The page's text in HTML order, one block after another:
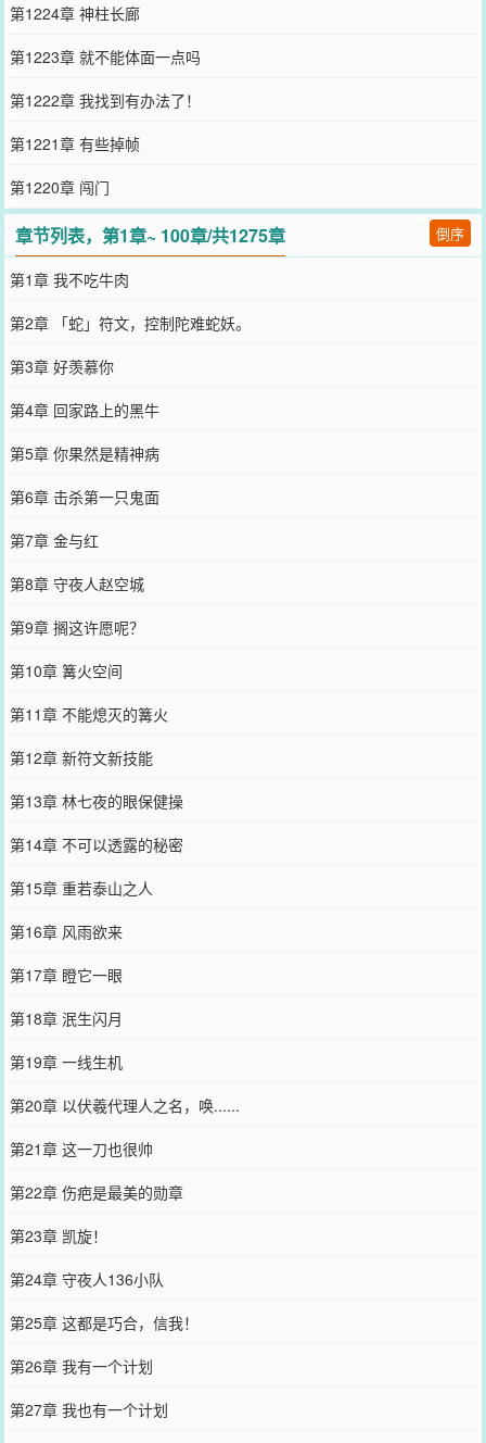
第1224章 神柱长廊
第1223章 就不能体面一点吗
第1222章 我找到有办法了！
第1221章 有些掉帧
第1220章 闯门
章节列表，第1章~ 100章/共1275章 倒序
第1章 我不吃牛肉
第2章 「蛇」符文，控制陀难蛇妖。
第3章 好羡慕你
第4章 回家路上的黑牛
第5章 你果然是精神病
第6章 击杀第一只鬼面
第7章 金与红
第8章 守夜人赵空城
第9章 搁这许愿呢？
第10章 篝火空间
第11章 不能熄灭的篝火
第12章 新符文新技能
第13章 林七夜的眼保健操
第14章 不可以透露的秘密
第15章 重若泰山之人
第16章 风雨欲来
第17章 瞪它一眼
第18章 泯生闪月
第19章 一线生机
第20章 以伏羲代理人之名，唤......
第21章 这一刀也很帅
第22章 伤疤是最美的勋章
第23章 凯旋！
第24章 守夜人136小队
第25章 这都是巧合，信我！
第26章 我有一个计划
第27章 我也有一个计划